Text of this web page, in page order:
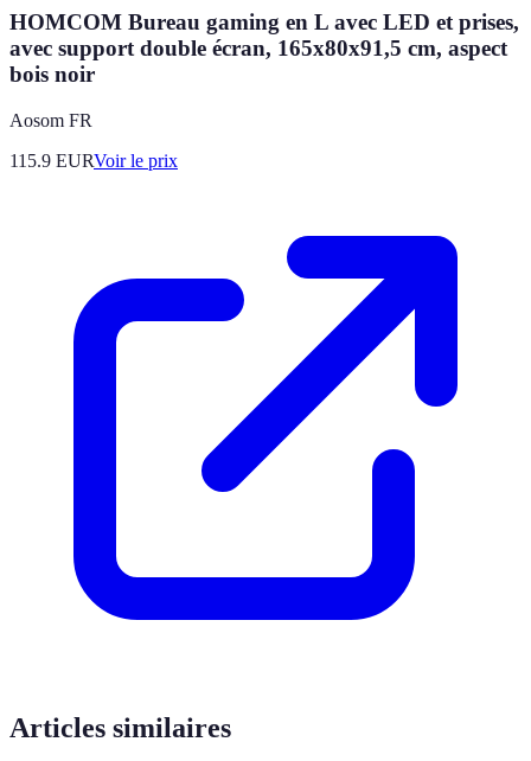
HOMCOM Bureau gaming en L avec LED et prises,
avec support double écran, 165x80x91,5 cm, aspect
bois noir
Aosom FR
115.9 EURVoir le prix
Articles similaires